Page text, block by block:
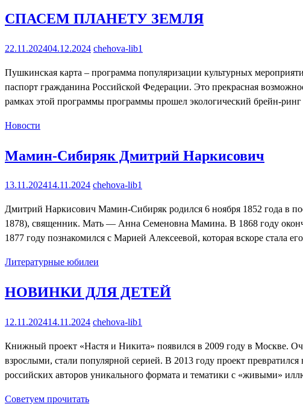
СПАСЕМ ПЛАНЕТУ ЗЕМЛЯ
22.11.202404.12.2024 chehova-lib1
Пушкинская карта – программа популяризации культурных
паспорт гражданина Российской Федерации. Это прекрасная
рамках этой программы программы прошел экологический брейн-
Новости
Мамин-Сибиряк Дмитрий Наркисович
13.11.202414.11.2024 chehova-lib1
Дмитрий Наркисович Мамин-Сибиряк родился 6 ноября 1852 года
1878), священник. Мать — Анна Семеновна Мамина. В 1868 году
1877 году познакомился с Марией Алексеевой, которая вскоре стала
Литературные юбилеи
НОВИНКИ ДЛЯ ДЕТЕЙ
12.11.202414.11.2024 chehova-lib1
Книжный проект «Настя и Никита» появился в 2009 году в Москве.
взрослыми, стали популярной серией. В 2013 году проект
российских авторов уникального формата и тематики с «живыми»
Советуем прочитать